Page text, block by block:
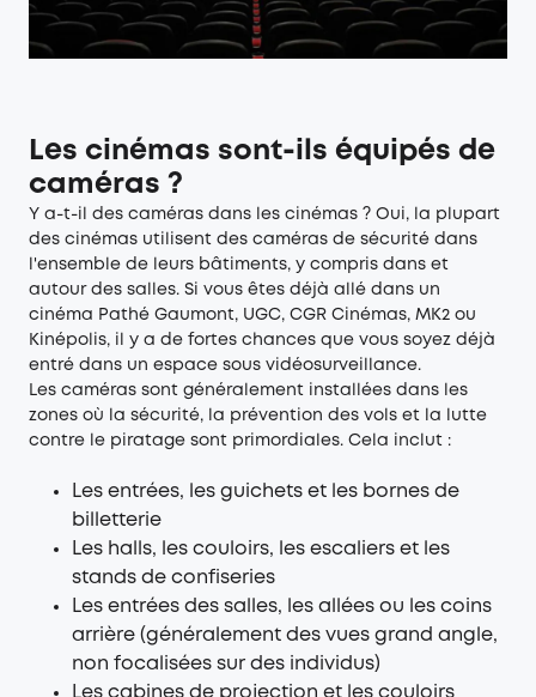
Les cinémas sont-ils équipés de
caméras ?
Y a-t-il des caméras dans les cinémas ? Oui, la plupart
des cinémas utilisent des caméras de sécurité dans
l'ensemble de leurs bâtiments, y compris dans et
autour des salles. Si vous êtes déjà allé dans un
cinéma Pathé Gaumont, UGC, CGR Cinémas, MK2 ou
Kinépolis, il y a de fortes chances que vous soyez déjà
entré dans un espace sous vidéosurveillance.
Les caméras sont généralement installées dans les
zones où la sécurité, la prévention des vols et la lutte
contre le piratage sont primordiales. Cela inclut :
Les entrées, les guichets et les bornes de
billetterie
Les halls, les couloirs, les escaliers et les
stands de confiseries
Les entrées des salles, les allées ou les coins
arrière (généralement des vues grand angle,
non focalisées sur des individus)
Les cabines de projection et les couloirs